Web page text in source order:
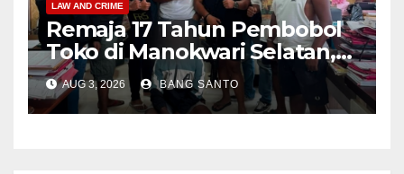
LAW AND CRIME
Remaja 17 Tahun Pembobol
Toko di Manokwari Selatan,
Akhirnya Diamankan Tim
Jatanras Polda Papua Barat
AUG 3, 2026 BANG SANTO